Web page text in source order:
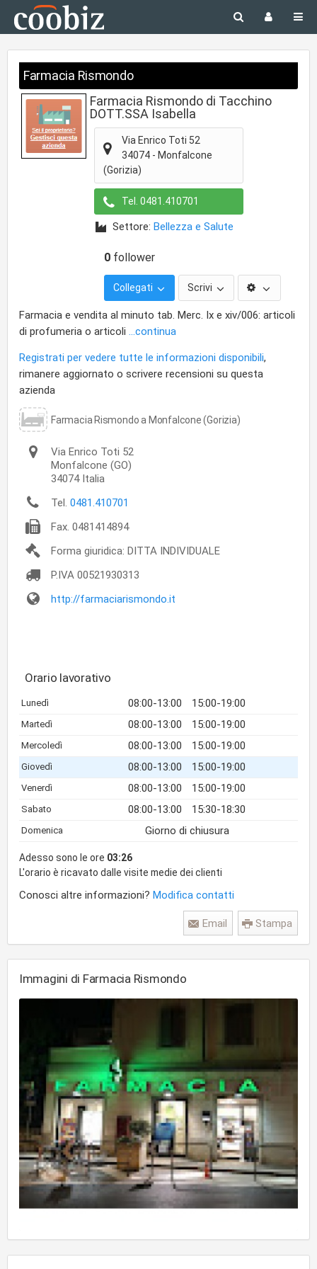
Farmacia Rismondo
Farmacia Rismondo di Tacchino
DOTT.SSA Isabella
Via Enrico Toti 52
34074 - Monfalcone
(Gorizia)
Tel. 0481.410701
Settore: Bellezza e Salute
0 follower
Collegati Scrivi
Farmacia e vendita al minuto tab. Merc. Ix e xiv/006: articoli
di profumeria o articoli ...continua
Registrati per vedere tutte le informazioni disponibili,
rimanere aggiornato o scrivere recensioni su questa
azienda
Farmacia Rismondo a Monfalcone (Gorizia)
Via Enrico Toti 52
Monfalcone (GO)
34074 Italia
Tel. 0481.410701
Fax. 0481414894
Forma giuridica: DITTA INDIVIDUALE
P.IVA 00521930313
http://farmaciarismondo.it
Orario lavorativo
Lunedì 08:00-13:00 15:00-19:00
Martedì 08:00-13:00 15:00-19:00
Mercoledì 08:00-13:00 15:00-19:00
Giovedì 08:00-13:00 15:00-19:00
Venerdì 08:00-13:00 15:00-19:00
Sabato 08:00-13:00 15:30-18:30
Domenica Giorno di chiusura
Adesso sono le ore 03:26
L'orario è ricavato dalle visite medie dei clienti
Conosci altre informazioni? Modifica contatti
Stampa
Email
Immagini di Farmacia Rismondo